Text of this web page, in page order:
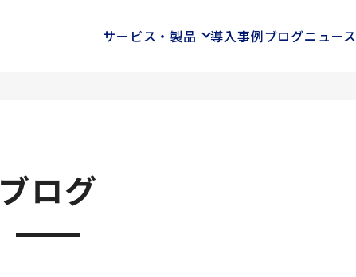
サービス・製品 導入事例ブログニュース
ブログ